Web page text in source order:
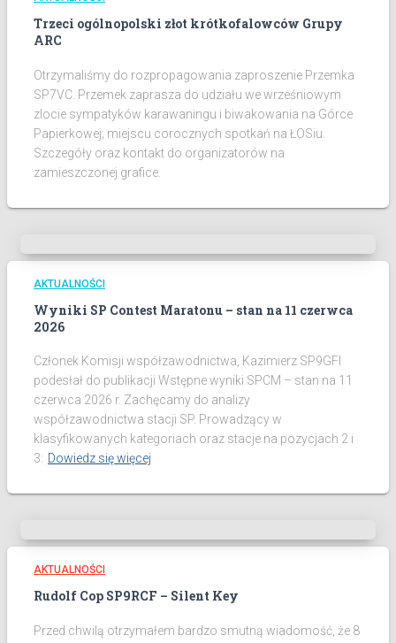
Trzeci ogólnopolski złot krótkofalowców Grupy
ARC
Otrzymaliśmy do rozpropagowania zaproszenie Przemka
SP7VC. Przemek zaprasza do udziału we wrześniowym
zlocie sympatyków karawaningu i biwakowania na Górce
Papierkowej; miejscu corocznych spotkań na ŁOSiu.
Szczegóły oraz kontakt do organizatorów na
zamieszczonej grafice.
AKTUALNOŚCI
Wyniki SP Contest Maratonu – stan na 11 czerwca
2026
Członek Komisji współzawodnictwa, Kazimierz SP9GFI
podesłał do publikacji Wstępne wyniki SPCM – stan na 11
czerwca 2026 r. Zachęcamy do analizy
współzawodnictwa stacji SP. Prowadzący w
klasyfikowanych kategoriach oraz stacje na pozycjach 2 i
3: Dowiedz się więcej
AKTUALNOŚCI
Rudolf Cop SP9RCF – Silent Key
Przed chwilą otrzymałem bardzo smutną wiadomość, że 8